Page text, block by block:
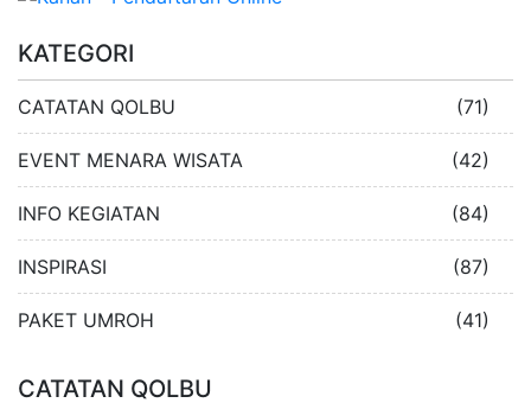
KATEGORI
CATATAN QOLBU (71)
EVENT MENARA WISATA (42)
INFO KEGIATAN (84)
INSPIRASI (87)
PAKET UMROH (41)
CATATAN QOLBU